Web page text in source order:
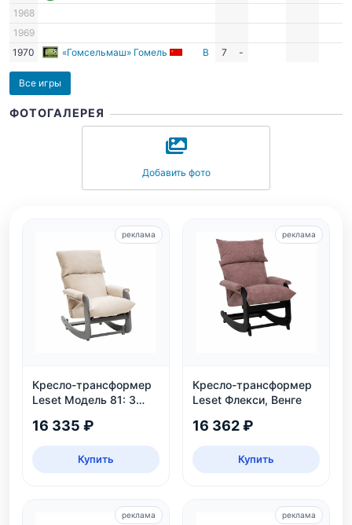
1968
1969
1970
«Гомсельмаш» Гомель В 7 -
Все игры
ФОТОГАЛЕРЕЯ
Добавить фото
Кресло-трансформер
Leset Модель 81: 3
нагрузка 130 кг
16 335 ₽
Купить
реклама
Кресло-трансформер
Leset Флекси, Венге
16 362 ₽
Купить
реклама
реклама реклама